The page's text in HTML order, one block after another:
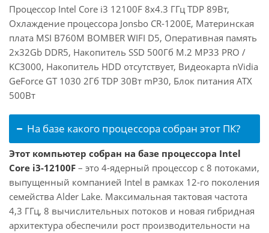
Процессор Intel Core i3 12100F 8x4.3 ГГц TDP 89Вт,
Охлаждение процессора Jonsbo CR-1200E, Материнская
плата MSI B760M BOMBER WIFI D5, Оперативная память
2x32Gb DDR5, Накопитель SSD 500Гб M.2 MP33 PRO /
KC3000, Накопитель HDD отсутствует, Видеокарта nVidia
GeForce GT 1030 2Гб TDP 30Вт mP30, Блок питания ATX
500Вт
На базе какого процессора собран этот ПК?
Этот компьютер собран на базе процессора Intel
Core i3-12100F – это 4-ядерный процессор с 8 потоками,
выпущенный компанией Intel в рамках 12-го поколения
семейства Alder Lake. Максимальная тактовая частота
4,3 ГГц, 8 вычислительных потоков и новая гибридная
архитектура обеспечили рост производительности на